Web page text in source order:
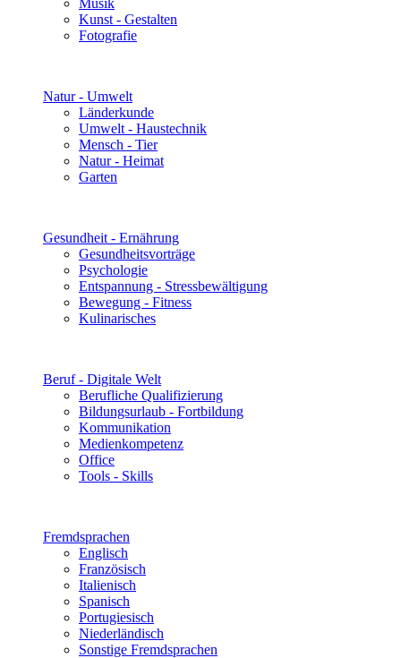
Musik
Kunst - Gestalten
Fotografie
Natur - Umwelt
Länderkunde
Umwelt - Haustechnik
Mensch - Tier
Natur - Heimat
Garten
Gesundheit - Ernährung
Gesundheitsvorträge
Psychologie
Entspannung - Stressbewältigung
Bewegung - Fitness
Kulinarisches
Beruf - Digitale Welt
Berufliche Qualifizierung
Bildungsurlaub - Fortbildung
Kommunikation
Medienkompetenz
Office
Tools - Skills
Fremdsprachen
Englisch
Französisch
Italienisch
Spanisch
Portugiesisch
Niederländisch
Sonstige Fremdsprachen